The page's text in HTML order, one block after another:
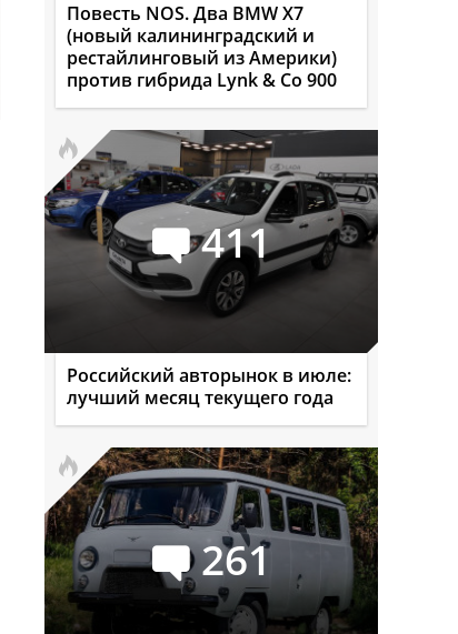
Повесть NOS. Два BMW X7
(новый калининградский и
рестайлинговый из Америки)
против гибрида Lynk & Co 900
411
Российский авторынок в июле:
лучший месяц текущего года
261